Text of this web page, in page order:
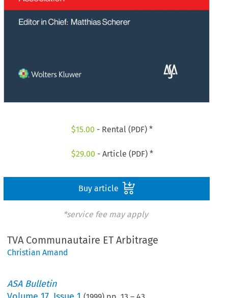
$15.00 - Rental (PDF) *
$29.00 - Article (PDF) *
Buy article
*service fee may apply
TVA Communautaire ET Arbitrage
Christian Amand
ASA Bulletin